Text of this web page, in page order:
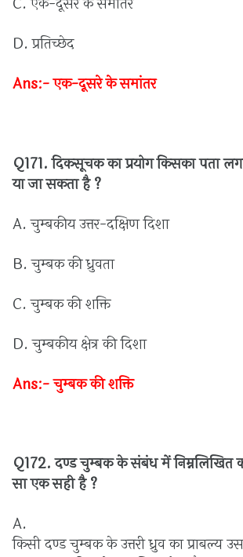
D.प्रतिच्छेद
Ans:-एक-दूसरेकेसमांतर
Q171.दिकसूचककाप्रयोगकिसकापता
याजासकताहै?
A.चुम्बकीयउत्तर-दक्षिणदिशा
B.चुम्बककीध्रुवता
C.चुम्बककीशक्ति
D.चुम्बकीय क्षेत्रकीदिशा
Ans:-चुम्बककीशक्ति
Q172.दण्डचुम्बककेसंबंधमेंनिम्नलिखित
साएकसहीहै?
A.
किसीदण्डचुम्बककेउत्तरीध्रुवकाप्राबल्य